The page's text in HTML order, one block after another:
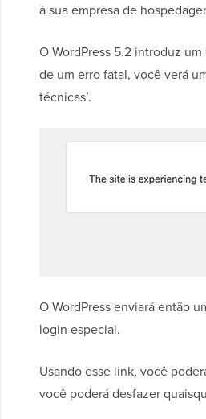
à sua empresa de
O WordPress 5.2 introduz
de um erro fatal, você verá
técnicas’.
O WordPress enviará então
login especial.
Usando esse link, você
você poderá desfazer